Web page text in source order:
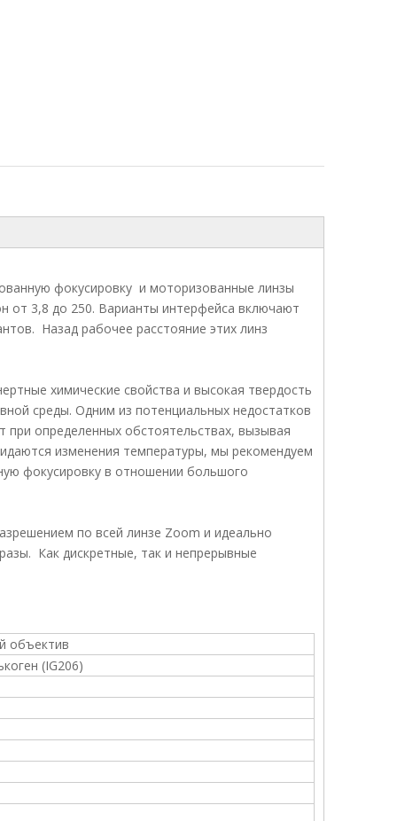
фокусировку и моторизованные линзы
от 3,8 до 250. Варианты интерфейса включают
Назад рабочее расстояние этих линз
химические свойства и высокая твердость
среды. Одним из потенциальных недостатков
определенных обстоятельствах, вызывая
изменения температуры, мы рекомендуем
фокусировку в отношении большого
по всей линзе Zoom и идеально
Как дискретные, так и непрерывные
объектив
(IG206)